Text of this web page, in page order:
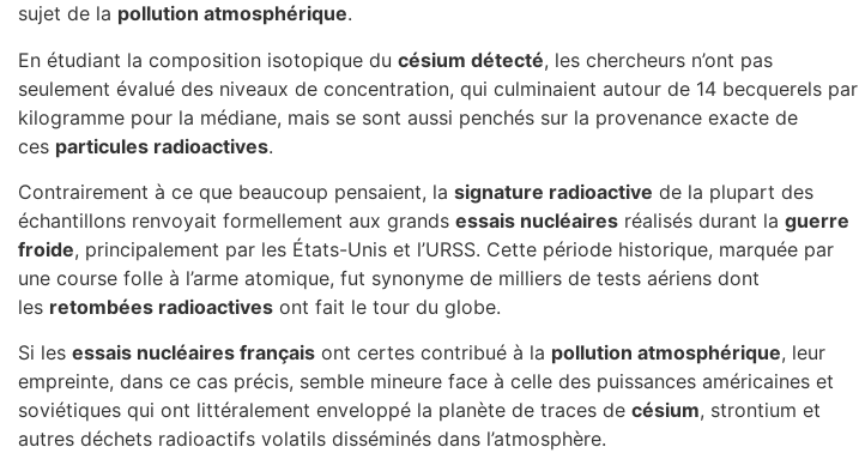
sujet de la pollution atmosphérique.
En étudiant la composition isotopique du césium détecté, les chercheurs n’ont pas
seulement évalué des niveaux de concentration, qui culminaient autour de 14 becquerels par
kilogramme pour la médiane, mais se sont aussi penchés sur la provenance exacte de
ces particules radioactives.
Contrairement à ce que beaucoup pensaient, la signature radioactive de la plupart des
échantillons renvoyait formellement aux grands essais nucléaires réalisés durant la guerre
froide, principalement par les États-Unis et l’URSS. Cette période historique, marquée par
une course folle à l’arme atomique, fut synonyme de milliers de tests aériens dont
les retombées radioactives ont fait le tour du globe.
Si les essais nucléaires français ont certes contribué à la pollution atmosphérique, leur
empreinte, dans ce cas précis, semble mineure face à celle des puissances américaines et
soviétiques qui ont littéralement enveloppé la planète de traces de césium, strontium et
autres déchets radioactifs volatils disséminés dans l’atmosphère.